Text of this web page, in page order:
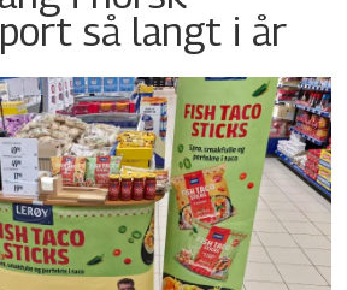
så langt i år